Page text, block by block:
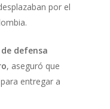
por el
defensa
, aseguró que
entregar a